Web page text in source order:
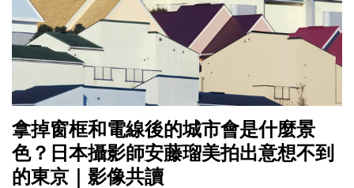
拿掉窗框和電線後的城市會是什麼景
色？日本攝影師安藤瑠美拍出意想不到
的東京｜影像共讀